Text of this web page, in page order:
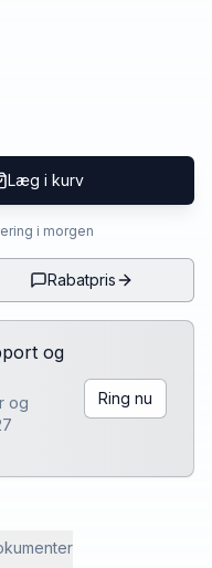
Læg i kurv
i morgen
Rabatpris
og
og
Ring nu